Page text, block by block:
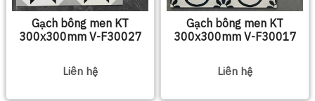
Gạch bông men KT
300x300mm V-F30027
Liên hệ
Gạch bông men KT
300x300mm V-F30017
Liên hệ